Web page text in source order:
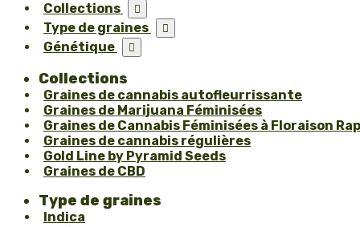
Collections 
Type de graines 
Génétique 
Collections
Graines de cannabis autofleurrissante
Graines de Marijuana Féminisées
Graines de Cannabis Féminisées à Floraison
Graines de cannabis régulières
Gold Line by Pyramid Seeds
Graines de CBD
Type de graines
Indica